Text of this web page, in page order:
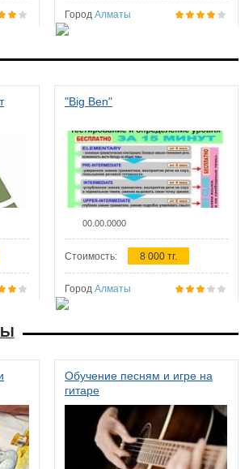
Город Алматы
"Big Ben"
00.00.0000
Стоимость: 8 000 тг.
Город Алматы
Обучение песням и игре на
гитаре